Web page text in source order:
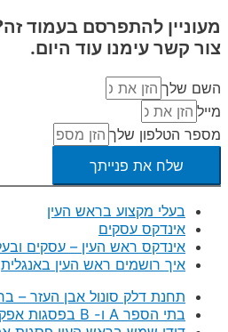
מעוניין להתפרסם בעמוד
צור קשר עימנו עוד היום.
השם שלך
מייל
מספר הטלפון שלך
שלח את פנייתך
בעלי מקצוע בראש העין
אינדקס עסקים
אינדקס ראש העין – עסקים
איך רושמים ראש העין באנגלית
תחנת דלק סונול אבן העזר –
בתי הספר A ו- B בפסגות אפק יועברו אחרי חנוכה